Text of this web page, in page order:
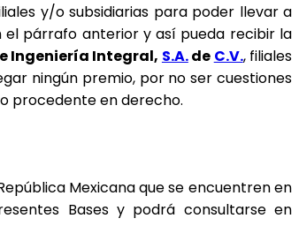
y/o subsidiarias para poder llevar a
párrafo anterior y así pueda recibir la
Ingeniería Integral, S.A. de C.V., filiales
ningún premio, por no ser cuestiones
procedente en derecho.
Mexicana que se encuentren en